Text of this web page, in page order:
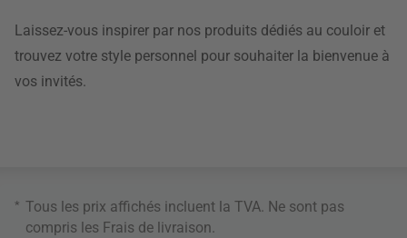
Laissez-vous inspirer par nos produits dédiés au couloir et
trouvez votre style personnel pour souhaiter la bienvenue à
vos invités.
* Tous les prix affichés incluent la TVA. Ne sont pas
compris les Frais de livraison